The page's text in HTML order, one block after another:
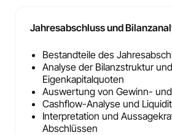
Jahresabschluss und
Bestandteile des
Analyse der Bilanzstruktur und
Eigenkapitalquoten
Auswertung von Gewinn-
Cashflow-Analyse und
Interpretation und
Abschlüssen